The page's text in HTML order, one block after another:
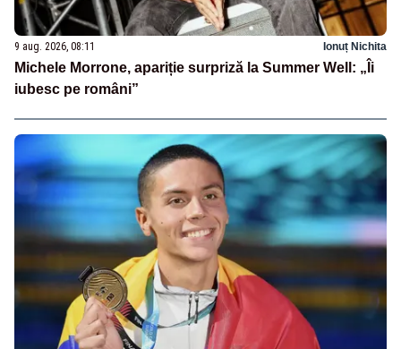
9 aug. 2026, 08:11 Ionuț Nichita
Michele Morrone, apariție surpriză la Summer Well: „Îi
iubesc pe români”